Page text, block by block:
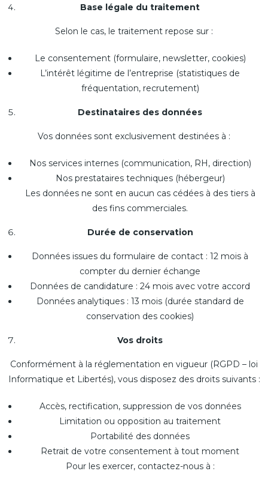
Base légale du traitement
Selon le cas, le traitement repose sur :
Le consentement (formulaire, newsletter, cookies)
L’intérêt légitime de l’entreprise (statistiques de
fréquentation, recrutement)
Destinataires des données
Vos données sont exclusivement destinées à :
Nos services internes (communication, RH, direction)
Nos prestataires techniques (hébergeur)
Les données ne sont en aucun cas cédées à des tiers à
des fins commerciales.
Durée de conservation
Données issues du formulaire de contact : 12 mois à
compter du dernier échange
Données de candidature : 24 mois avec votre accord
Données analytiques : 13 mois (durée standard de
conservation des cookies)
Vos droits
Conformément à la réglementation en vigueur (RGPD – loi
Informatique et Libertés), vous disposez des droits suivants :
Accès, rectification, suppression de vos données
Limitation ou opposition au traitement
Portabilité des données
Retrait de votre consentement à tout moment
Pour les exercer, contactez-nous à :